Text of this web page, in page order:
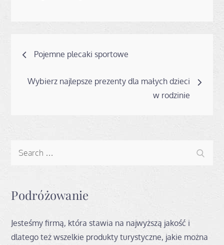
Nawigacja
wpisu
Pojemne plecaki sportowe
Wybierz najlepsze prezenty dla małych dzieci
w rodzinie
Podróżowanie
Jesteśmy firmą, która stawia na najwyższą jakość i
dlatego też wszelkie produkty turystyczne, jakie można